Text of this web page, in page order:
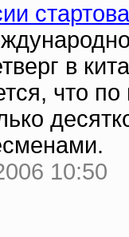
в
что
10:50